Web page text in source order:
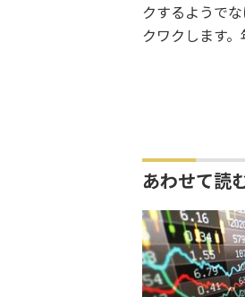
クするようで
クワクします
あわせて読